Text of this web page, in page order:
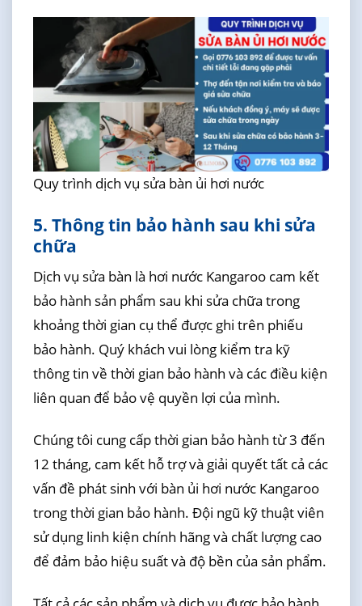
Quy trình dịch vụ sửa bàn ủi hơi nước
5. Thông tin bảo hành sau khi sửa
chữa
Dịch vụ sửa bàn là hơi nước Kangaroo cam kết
bảo hành sản phẩm sau khi sửa chữa trong
khoảng thời gian cụ thể được ghi trên phiếu
bảo hành. Quý khách vui lòng kiểm tra kỹ
thông tin về thời gian bảo hành và các điều kiện
liên quan để bảo vệ quyền lợi của mình.
Chúng tôi cung cấp thời gian bảo hành từ 3 đến
12 tháng, cam kết hỗ trợ và giải quyết tất cả các
vấn đề phát sinh với bàn ủi hơi nước Kangaroo
trong thời gian bảo hành. Đội ngũ kỹ thuật viên
sử dụng linh kiện chính hãng và chất lượng cao
để đảm bảo hiệu suất và độ bền của sản phẩm.